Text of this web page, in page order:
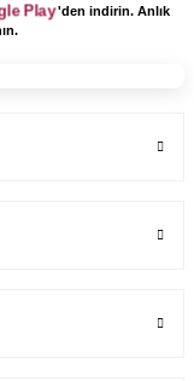
Play'den indirin. Anlık